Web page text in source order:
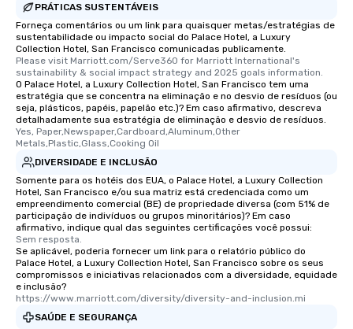
PRÁTICAS SUSTENTÁVEIS
Forneça comentários ou um link para quaisquer metas/estratégias de
sustentabilidade ou impacto social do Palace Hotel, a Luxury
Collection Hotel, San Francisco comunicadas publicamente.
Please visit Marriott.com/Serve360 for Marriott International's
sustainability & social impact strategy and 2025 goals information.
O Palace Hotel, a Luxury Collection Hotel, San Francisco tem uma
estratégia que se concentra na eliminação e no desvio de resíduos (ou
seja, plásticos, papéis, papelão etc.)? Em caso afirmativo, descreva
detalhadamente sua estratégia de eliminação e desvio de resíduos.
Yes, Paper,Newspaper,Cardboard,Aluminum,Other
Metals,Plastic,Glass,Cooking Oil
DIVERSIDADE E INCLUSÃO
Somente para os hotéis dos EUA, o Palace Hotel, a Luxury Collection
Hotel, San Francisco e/ou sua matriz está credenciada como um
empreendimento comercial (BE) de propriedade diversa (com 51% de
participação de indivíduos ou grupos minoritários)? Em caso
afirmativo, indique qual das seguintes certificações você possui:
Sem resposta.
Se aplicável, poderia fornecer um link para o relatório público do
Palace Hotel, a Luxury Collection Hotel, San Francisco sobre os seus
compromissos e iniciativas relacionados com a diversidade, equidade
e inclusão?
https://www.marriott.com/diversity/diversity-and-inclusion.mi
SAÚDE E SEGURANÇA